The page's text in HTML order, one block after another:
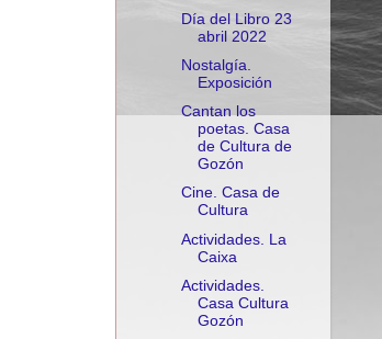
Día del Libro 23
abril 2022
Nostalgía.
Exposición
Cantan los
poetas. Casa
de Cultura de
Gozón
Cine. Casa de
Cultura
Actividades. La
Caixa
Actividades.
Casa Cultura
Gozón